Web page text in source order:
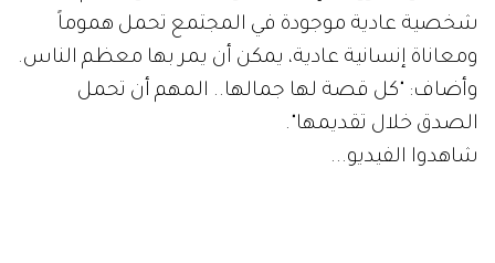
شخصية عادية موجودة في المجتمع تحمل هموماً
ومعاناة إنسانية عادية، يمكن أن يمر بها معظم الناس.
وأضاف: "كل قصة لها جمالها.. المهم أن تحمل
الصدق خلال تقديمها".
شاهدوا الفيديو...